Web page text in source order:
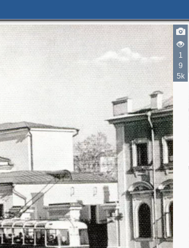
1
9
5k
4
2
4
2